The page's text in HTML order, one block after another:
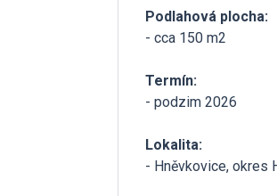
Podlahová plocha:
- cca 150 m2
Termín:
- podzim 2026
Lokalita:
- Hněvkovice, okres